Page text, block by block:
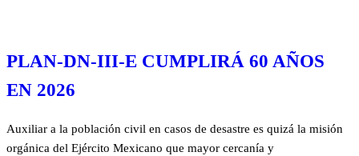
PLAN-DN-III-E CUMPLIRÁ 60 AÑOS
EN 2026
Auxiliar a la población civil en casos de desastre es quizá la misión
orgánica del Ejército Mexicano que mayor cercanía y